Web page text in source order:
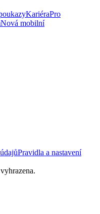
KariéraPro
Nová mobilní
Pravidla a nastavení